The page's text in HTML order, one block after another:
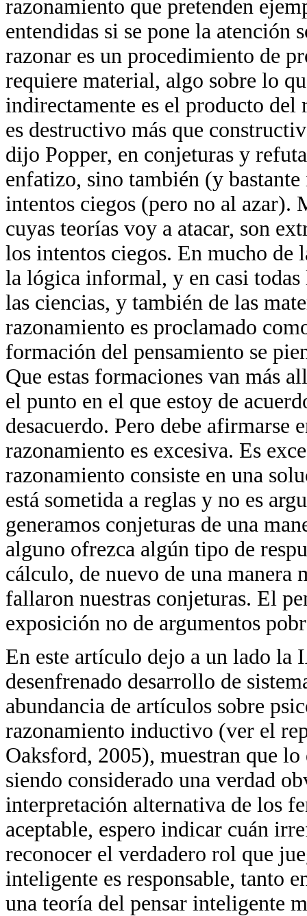
razonamiento que pretenden
entendidas si se pone la atención
razonar es un procedimiento de
requiere material, algo sobre lo
indirectamente es el producto del
es destructivo más que
dijo Popper, en conjeturas y
enfatizo, sino también (y
intentos ciegos (pero no al azar).
cuyas teorías voy a atacar, son
los intentos ciegos. En mucho
la lógica informal, y en casi todas
las ciencias, y también de las
razonamiento es proclamado
formación del pensamiento se
Que estas formaciones van más
el punto en el que estoy de
desacuerdo. Pero debe afirmarse
razonamiento es excesiva. Es
razonamiento consiste en una
está sometida a reglas y no es
generamos conjeturas de una
alguno ofrezca algún tipo de
cálculo, de nuevo de una manera
fallaron nuestras conjeturas. El
exposición no de argumentos
En este artículo dejo a un lado
desenfrenado desarrollo de
abundancia de artículos sobre
razonamiento inductivo (ver el
Oaksford, 2005), muestran que
siendo considerado una verdad
interpretación alternativa de los
aceptable, espero indicar cuán
reconocer el verdadero rol que
inteligente es responsable, tanto
una teoría del pensar inteligente